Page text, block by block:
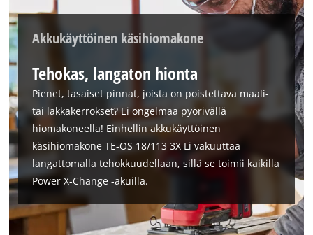
Akkukäyttöinen käsihiomakone
Tehokas, langaton hionta
Pienet, tasaiset pinnat, joista on poistettava maali-
tai lakkakerrokset? Ei ongelmaa pyörivällä
hiomakoneella! Einhellin akkukäyttöinen
käsihiomakone TE-OS 18/113 3X Li vakuuttaa
langattomalla tehokkuudellaan, sillä se toimii kaikilla
Power X-Change -akuilla.